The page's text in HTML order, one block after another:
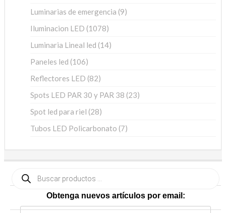
Luminarias de emergencia 99
Iluminacion LED 10781078
Luminaria Lineal led 1414
Paneles led 106106
Reflectores LED 8282
Spots LED PAR 30 y PAR 38 2323
Spot led para riel 2828
Tubos LED Policarbonato 77
productos
Obtenga nuevos artículos por email: